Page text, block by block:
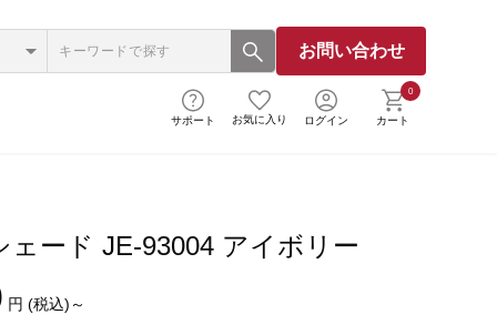
お問い合わせ
サポート お気に入り ログイン
0
カート
ェード JE-93004 アイボリー
円 (税込)～